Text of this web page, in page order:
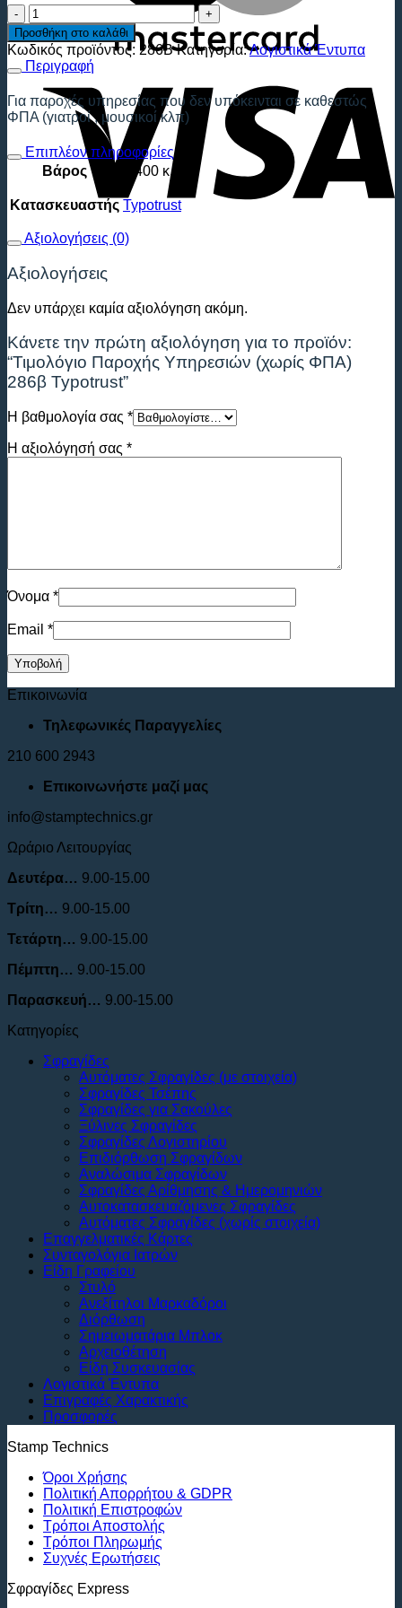
Τιμολόγιο
Παροχής
Υπηρεσιών
(χωρίς
ΦΠΑ)
286β
Typotrust
ποσότητα
Προσθήκη στο καλάθι
Κωδικός προϊόντος: 286Β Κατηγορία:Λογιστικά Έντυπα
Περιγραφή
Για παροχές υπηρεσίας που δεν υπόκεινται σε καθεστώς
ΦΠΑ (γιατροί , μουσικοί κλπ)
Επιπλέον πληροφορίες
Βάρος
0.400 κ.
Κατασκευαστής Typotrust
Αξιολογήσεις (0)
Αξιολογήσεις
Δεν υπάρχει καμία αξιολόγηση ακόμη.
Κάνετε την πρώτη αξιολόγηση για το προϊόν:
“Τιμολόγιο Παροχής Υπηρεσιών (χωρίς ΦΠΑ)
286β Typotrust”
Η βαθμολογία σας *
Η αξιολόγησή σας *
Όνομα *
Email *
Επικοινωνία
Τηλεφωνικές Παραγγελίες
210 600 2943
Επικοινωνήστε μαζί μας
info@stamptechnics.gr
Ωράριο Λειτουργίας
Δευτέρα… 9.00-15.00
Τρίτη… 9.00-15.00
Τετάρτη… 9.00-15.00
Πέμπτη… 9.00-15.00
Παρασκευή… 9.00-15.00
Κατηγορίες
Σφραγίδες
Αυτόματες Σφραγίδες (με στοιχεία)
Σφραγίδες Τσέπης
Σφραγίδες για Σακούλες
Ξύλινες Σφραγίδες
Σφραγίδες Λογιστηρίου
Επιδιόρθωση Σφραγίδων
Αναλώσιμα Σφραγίδων
Σφραγίδες Αρίθμησης & Ημερομηνιών
Αυτοκατασκευαζόμενες Σφραγίδες
Αυτόματες Σφραγίδες (χωρίς στοιχεία)
Επαγγελματικές Κάρτες
Συνταγολόγια Ιατρών
Είδη Γραφείου
Στυλό
Ανεξίτηλοι Μαρκαδόροι
Διόρθωση
Σημειωματάρια Μπλοκ
Αρχειοθέτηση
Είδη Συσκευασίας
Λογιστικά Έντυπα
Επιγραφές Χαρακτικής
Προσφορές
Stamp Technics
Όροι Χρήσης
Πολιτική Απορρήτου & GDPR
Πολιτική Επιστροφών
Τρόποι Αποστολής
Τρόποι Πληρωμής
Συχνές Ερωτήσεις
Σφραγίδες Express